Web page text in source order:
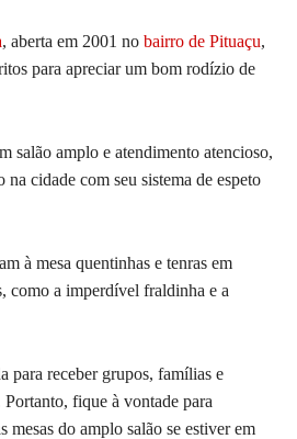
, aberta em 2001 no bairro de Pituaçu,
para apreciar um bom rodízio de
salão amplo e atendimento atencioso,
na cidade com seu sistema de espeto
à mesa quentinhas e tenras em
como a imperdível fraldinha e a
para receber grupos, famílias e
Portanto, fique à vontade para
mesas do amplo salão se estiver em